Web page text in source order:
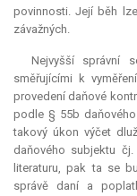
povinnosti. Její běh
závažných.
Nejvyšší správní
směřujícími k
provedení daňové
podle § 55b
takový úkon výčet
daňového subjektu
literaturu, pak ta se
správě daní a